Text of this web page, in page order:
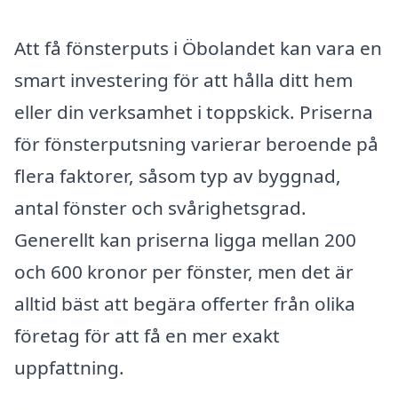
Att få fönsterputs i Öbolandet kan vara en
smart investering för att hålla ditt hem
eller din verksamhet i toppskick. Priserna
för fönsterputsning varierar beroende på
flera faktorer, såsom typ av byggnad,
antal fönster och svårighetsgrad.
Generellt kan priserna ligga mellan 200
och 600 kronor per fönster, men det är
alltid bäst att begära offerter från olika
företag för att få en mer exakt
uppfattning.